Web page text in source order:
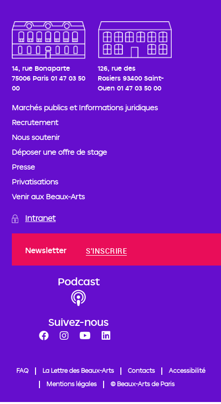
14, rue Bonaparte
75006 Paris 01 47 03 50
00
126, rue des
Rosiers 93400 Saint-
Ouen 01 47 03 50 00
Marchés publics et Informations juridiques
Recrutement
Nous soutenir
Déposer une offre de stage
Presse
Privatisations
Venir aux Beaux-Arts
Intranet
Newsletter S'INSCRIRE
Podcast
Suivez-nous
FAQ La Lettre des Beaux-Arts Contacts
Accessibilité
Mentions légales
© Beaux-Arts de Paris